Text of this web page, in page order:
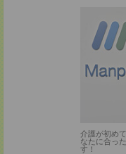
介護が初め
なたに合っ
す！